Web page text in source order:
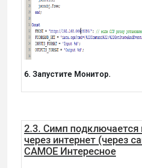
6. Запустите Монитор.
2.3. Симп подключается
через интернет (через
САМОЕ Интересное